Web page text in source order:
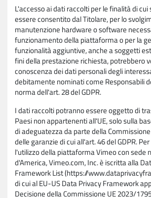
L'accesso ai dati raccolti per le finalità di
essere consentito dal Titolare, per lo
manutenzione hardware o software
funzionamento della piattaforma o per la
funzionalità aggiuntive, anche a soggetti
fini della prestazione richiesta, potrebbero
conoscenza dei dati personali degli
debitamente nominati come Responsabili
norma dell'art. 28 del GDPR.
I dati raccolti potranno essere oggetto di
Paesi non appartenenti all'UE, solo sulla
di adeguatezza da parte della
delle garanzie di cui all'art. 46 del GDPR.
l'utilizzo della piattaforma Vimeo con sede
d'America, Vimeo.com, Inc. è iscritta alla
Framework List (https://
di cui al EU-US Data Privacy Framework
Decisione della Commissione UE 2023/